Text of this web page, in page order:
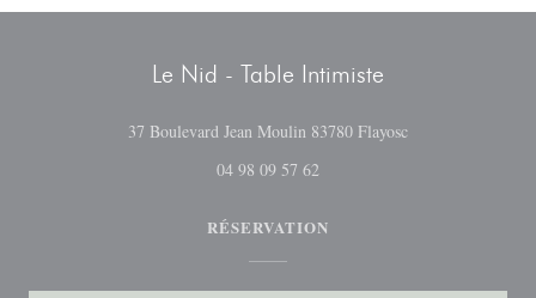
Le Nid - Table Intimiste
37 Boulevard Jean Moulin 83780 Flayosc((ouvre une
04 98 09 57 62
RÉSERVATION